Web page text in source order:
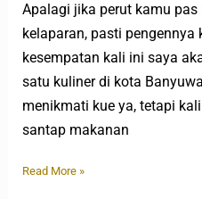
Apalagi jika perut kamu
kelaparan, pasti pengennya
kesempatan kali ini saya
satu kuliner di kota
menikmati kue ya, tetapi
santap makanan
Read More »